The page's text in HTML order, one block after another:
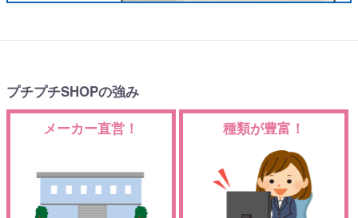
プチプチSHOPの強み
メーカー直営！
種類が豊富！